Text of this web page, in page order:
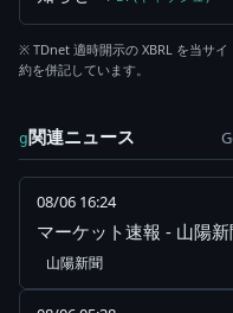
※ TDnet 適時開示の XBRL を当サ
約を併記しています。
g関連ニュース
08/06 16:24
マーケット速報 - 山陽
山陽新聞